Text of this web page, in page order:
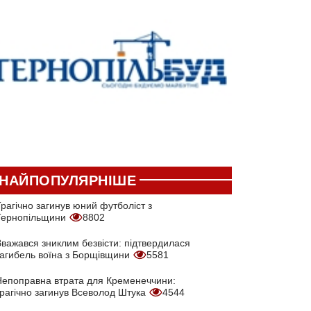
загинув юний футболіст з
8802
зниклим безвісти: підтвердилася
воїна з Борщівщини
5581
втрата для Кременеччини:
загинув Всеволод Штука
4544